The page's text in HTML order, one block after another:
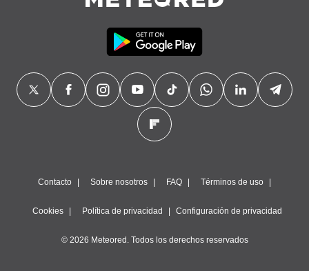
Contacto Sobre nosotros FAQ Términos de uso
Cookies Política de privacidad Configuración de privacidad
© 2026 Meteored. Todos los derechos reservados